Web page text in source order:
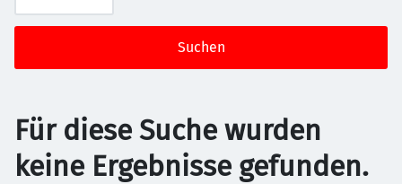
Suchen
Für diese Suche wurden
keine Ergebnisse gefunden.